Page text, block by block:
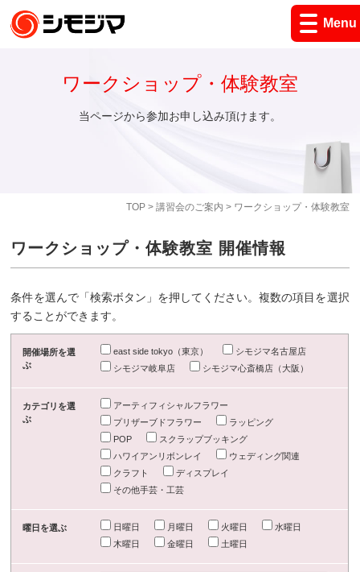
Menu
TOP> 講習会のご案内 > ワークショップ・体験教室
ワークショップ・体験教室
当ページから参加お申し込み頂けます。
ワークショップ・体験教室 開催情報
条件を選んで「検索ボタン」を押してください。複数の項目を選択
することができます。
開催場所を選
ぶ
east side tokyo（東京）
シモジマ名古屋店
シモジマ岐阜店
シモジマ心斎橋店（大阪）
カテゴリを選
ぶ
アーティフィシャルフラワー
プリザーブドフラワー
ラッピング
POP
スクラップブッキング
ハワイアンリボンレイ
ウェディング関連
クラフト
ディスプレイ
その他手芸・工芸
曜日を選ぶ 日曜日 月曜日 火曜日
水曜日
木曜日
金曜日 土曜日